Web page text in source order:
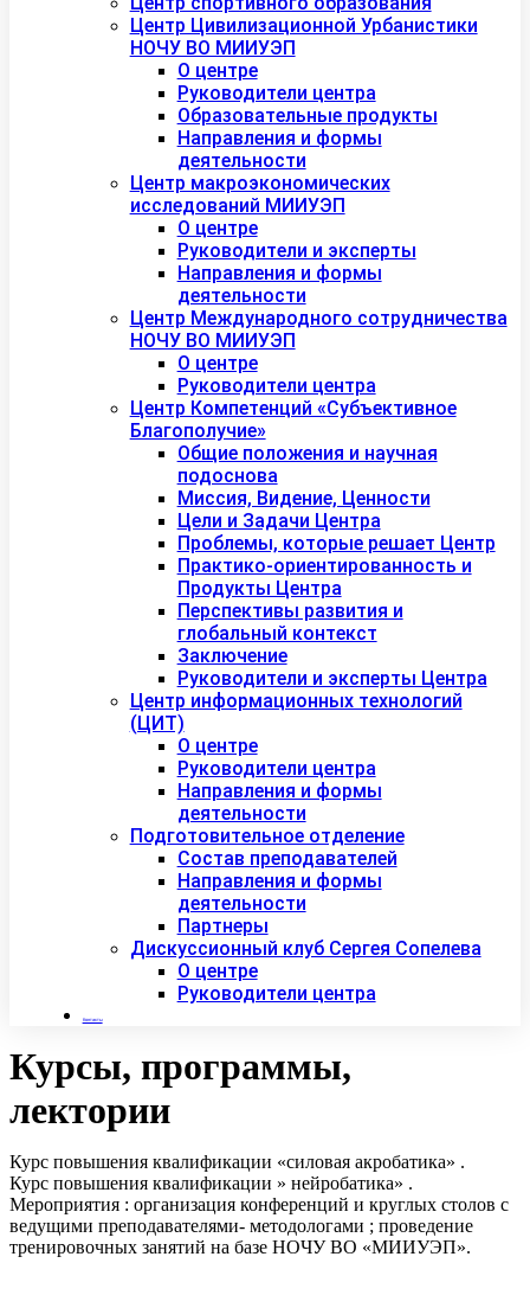
Центр Цивилизационной Урбанистики
НОЧУ ВО МИИУЭП
О центре
Руководители центра
Образовательные продукты
Направления и формы
деятельности
Центр макроэкономических
исследований МИИУЭП
О центре
Руководители и эксперты
Направления и формы
деятельности
Центр Международного сотрудничества
НОЧУ ВО МИИУЭП
О центре
Руководители центра
Центр Компетенций «Субъективное
Благополучие»
Общие положения и научная
подоснова
Миссия, Видение, Ценности
Цели и Задачи Центра
Проблемы, которые решает Центр
Практико-ориентированность и
Продукты Центра
Перспективы развития и
глобальный контекст
Заключение
Руководители и эксперты Центра
Центр информационных технологий
(ЦИТ)
О центре
Руководители центра
Направления и формы
деятельности
Подготовительное отделение
Состав преподавателей
Направления и формы
деятельности
Партнеры
Дискуссионный клуб Сергея Сопелева
О центре
Руководители центра
Контакты
Курсы, программы,
лектории
Курс повышения квалификации «силовая акробатика» .
Курс повышения квалификации » нейробатика» .
Мероприятия : организация конференций и круглых столов с
ведущими преподавателями- методологами ; проведение
тренировочных занятий на базе НОЧУ ВО «МИИУЭП».